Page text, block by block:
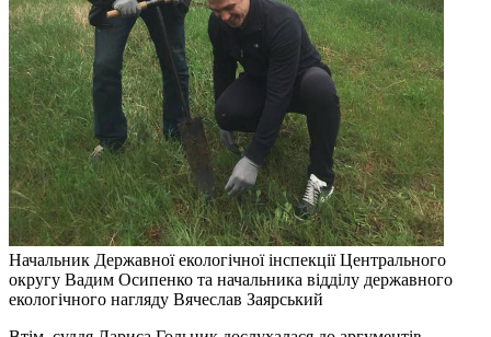
Начальник Державної екологічної інспекції Центрального
округу Вадим Осипенко та начальника відділу державного
екологічного нагляду Вячеслав Заярський